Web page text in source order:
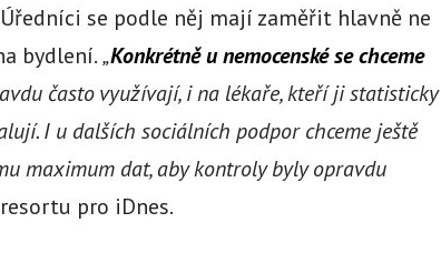
Úředníci se podle něj mají zaměřit hlavně ne
bydlení.„Konkrétně u nemocenské se chceme
často využívají, i na lékaře, kteří ji statisticky
I u dalších sociálních podpor chceme ještě
maximum dat, aby kontroly byly opravdu
pro iDnes.